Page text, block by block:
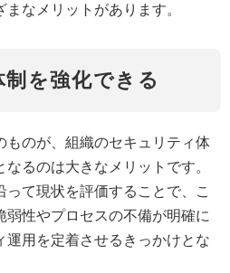
なメリットがあります。
を強化できる
ものが、組織のセキュリティ体
るのは大きなメリットです。
って現状を評価することで、こ
弱性やプロセスの不備が明確に
運用を定着させるきっかけとな